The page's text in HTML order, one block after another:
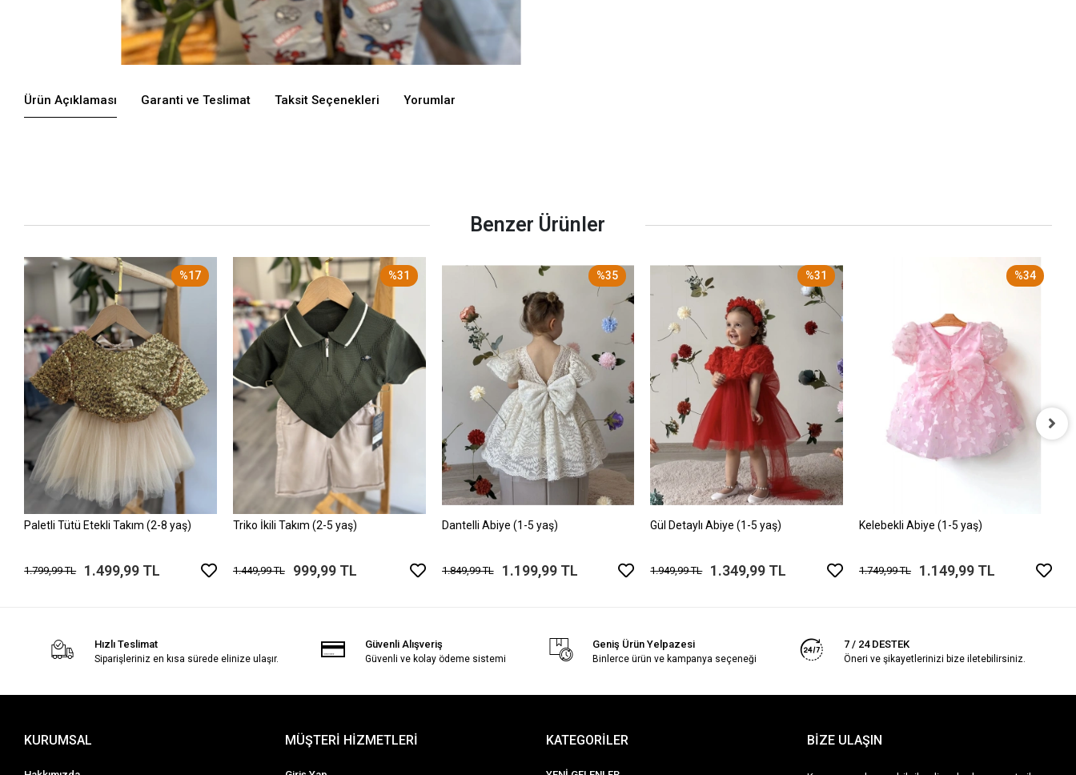
Ürün Açıklaması Garanti ve Teslimat Taksit Seçenekleri Yorumlar
Benzer Ürünler
%17
Paletli Tütü Etekli Takım (2-8 yaş)
1.799,99 TL 1.499,99 TL
%31
Triko İkili Takım (2-5 yaş)
1.449,99 TL 999,99 TL
%35
Dantelli Abiye (1-5 yaş)
1.849,99 TL 1.199,99 TL
%31
Gül Detaylı Abiye (1-5 yaş)
1.949,99 TL 1.349,99 TL
%34
Kelebekli Abiye (1-5 yaş)
1.749,99 TL 1.149,99 TL
Hızlı Teslimat
Siparişleriniz en kısa sürede elinize ulaşır.
Güvenli Alışveriş
Güvenli ve kolay ödeme sistemi
Geniş Ürün Yelpazesi
Binlerce ürün ve kampanya seçeneği
7 / 24 DESTEK
Öneri ve şikayetlerinizi bize iletebilirsiniz.
KURUMSAL MÜŞTERİ HİZMETLERİ KATEGORİLER BİZE ULAŞIN